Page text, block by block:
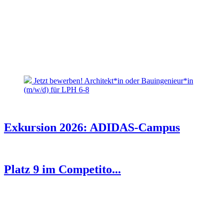
Jetzt bewerben! Architekt*in oder Bauingenieur*in
(m/w/d) für LPH 6-8
Exkursion 2026: ADIDAS-Campus
Platz 9 im Competito...